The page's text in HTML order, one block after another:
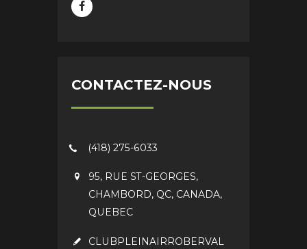
CONTACTEZ-NOUS
(418) 275-6033
95, RUE ST-GEORGES,
CHAMBORD, QC, CANADA,
QUEBEC
CLUBPLEINAIRROBERVAL